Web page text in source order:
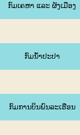
ກົມເຄຫາ ແລະ ຜັງເມືອງ
ກົມນ້ຳປະປາ
ກົມການບິນພົນລະເຮືອນ